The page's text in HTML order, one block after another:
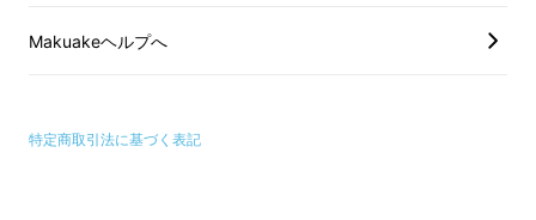
とも。
そんな妥協の日々は、もう終わりにしましょ
Makuakeヘルプへ
特定商取引法に基づく表記